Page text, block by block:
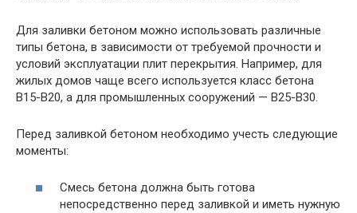
Для заливки бетоном можно использовать различные
типы бетона, в зависимости от требуемой прочности и
условий эксплуатации плит перекрытия. Например, для
жилых домов чаще всего используется класс бетона
B15-B20, а для промышленных сооружений — B25-B30.
Перед заливкой бетоном необходимо учесть следующие
моменты:
Смесь бетона должна быть готова
непосредственно перед заливкой и иметь нужную